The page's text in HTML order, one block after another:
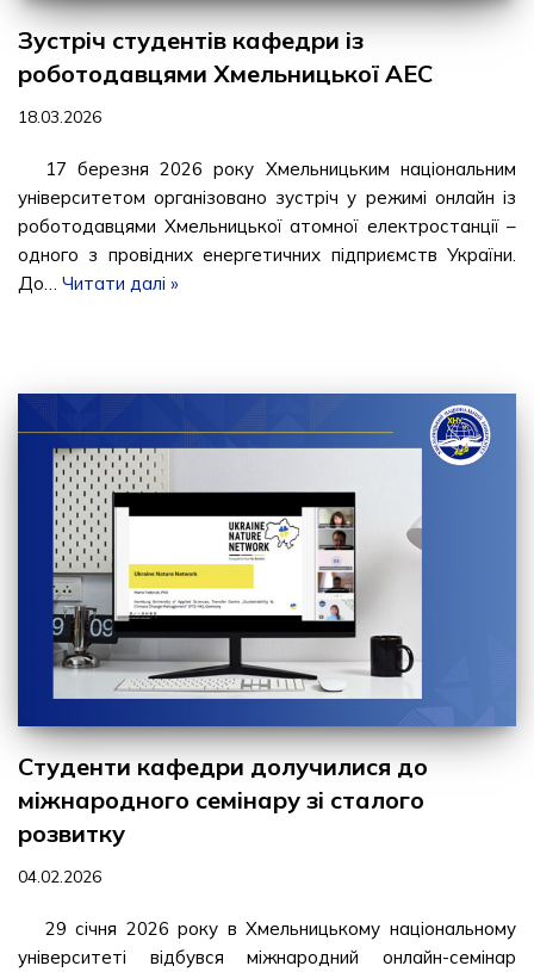
Зустріч студентів кафедри із
роботодавцями Хмельницької АЕС
18.03.2026
17 березня 2026 року Хмельницьким національним
університетом організовано зустріч у режимі онлайн із
роботодавцями Хмельницької атомної електростанції –
одного з провідних енергетичних підприємств України.
До… Читати далі »
Студенти кафедри долучилися до
міжнародного семінару зі сталого
розвитку
04.02.2026
29 січня 2026 року в Хмельницькому національному
університеті відбувся міжнародний онлайн-семінар